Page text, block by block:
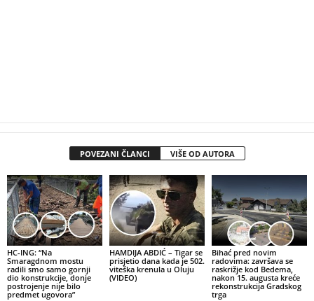
POVEZANI ČLANCI VIŠE OD AUTORA
HC-ING: “Na
Smaragdnom mostu
radili smo samo gornji
dio konstrukcije, donje
postrojenje nije bilo
predmet ugovora”
HAMDIJA ABDIĆ – Tigar se
prisjetio dana kada je 502.
viteška krenula u Oluju
(VIDEO)
Bihać pred novim
radovima: završava se
raskrižje kod Bedema,
nakon 15. augusta kreće
rekonstrukcija Gradskog
trga